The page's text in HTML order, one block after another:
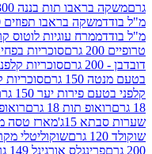
תות בננה 300 מ"ל בודד
בראבו תפוזים 300 מ"ל בודד
עוגיות לוטוס קרמל 400 גרם
סוכריות בפחית פרות יער - 175
סוכריות קלפני בטעם פירות 150
סוכריות קלפני בטעם
יער 150 גרם
ריטר חלב
תות 18 גרם
רואופ פטל 18 גרם
מארז טסה מאוהב מארז
שוקוליטלי מקרונים תות שדה
אורגינל 149 גרם
פרינגלס